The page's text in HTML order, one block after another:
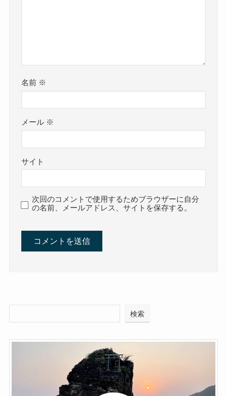
名前 ※
メール ※
サイト
次回のコメントで使用するためブラウザーに自分
の名前、メールアドレス、サイトを保存する。
検索